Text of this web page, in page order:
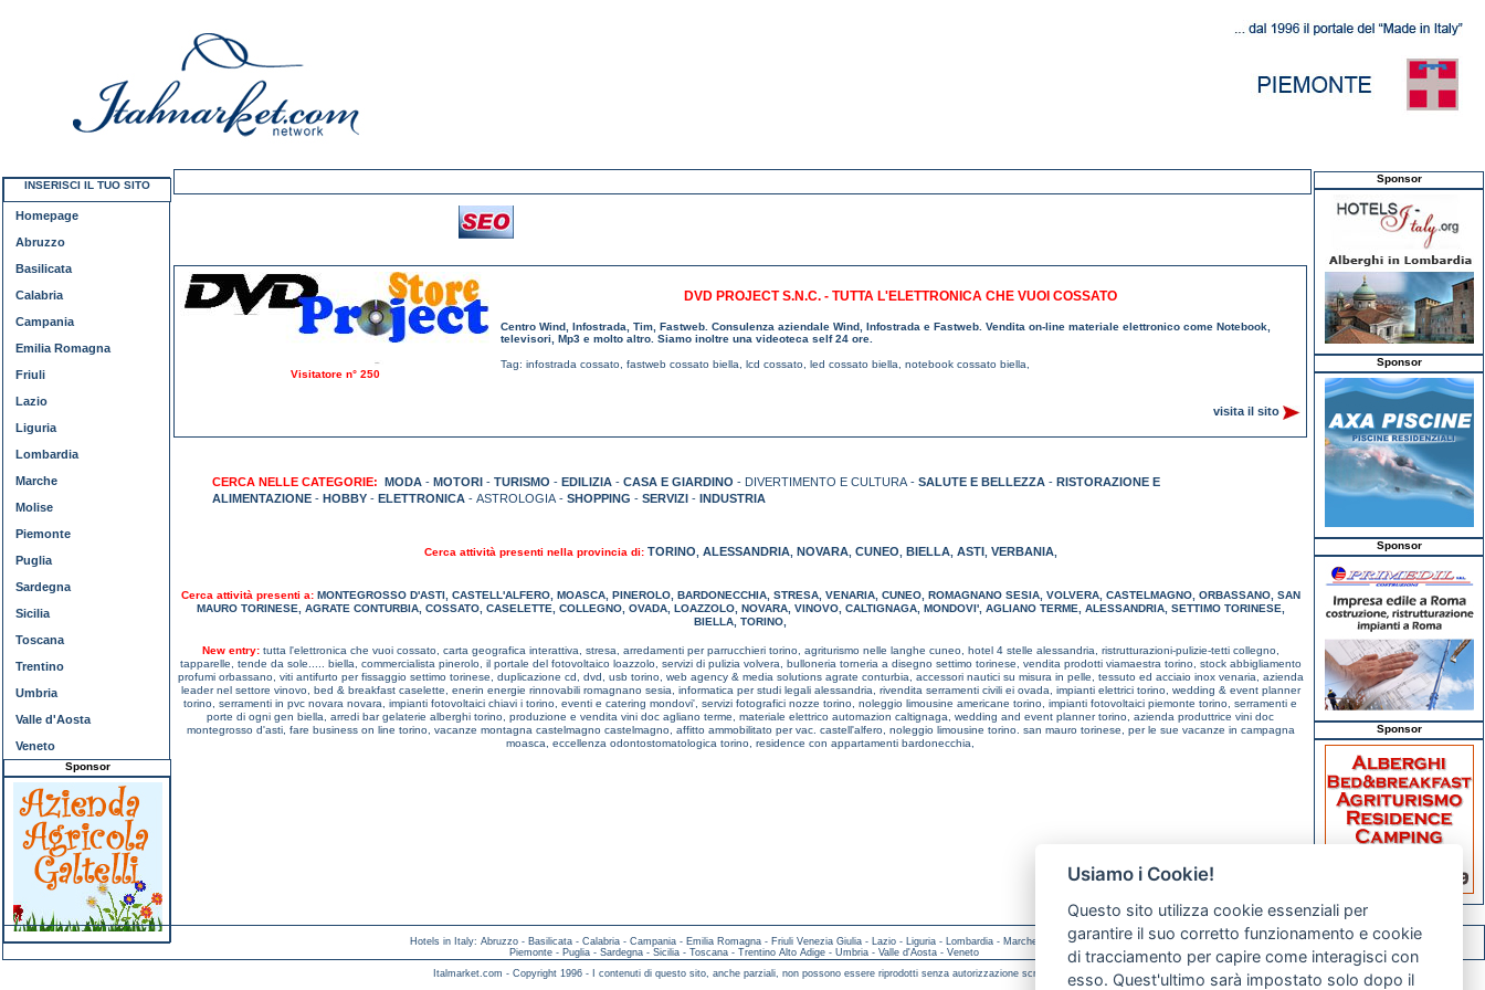
Visitatore n° 250
DVD PROJECT S.N.C. - TUTTA L'ELETTRONICA CHE VUOI COSSATO
Centro Wind, Infostrada, Tim, Fastweb. Consulenza aziendale Wind, Infostrada e Fastweb. Vendita on-line materiale elettronico come Notebook,
televisori, Mp3 e molto altro. Siamo inoltre una videoteca self 24 ore.
Tag: infostrada cossato fastweb cossato biella lcd cossato led cossato biella notebook cossato biella
visita il sito
CERCA NELLE CATEGORIE: MODA - MOTORI - TURISMO - EDILIZIA - CASA E GIARDINO - DIVERTIMENTO E CULTURA - SALUTE E BELLEZZA - RISTORAZIONE E
ALIMENTAZIONE - HOBBY - ELETTRONICA - ASTROLOGIA - SHOPPING - SERVIZI - INDUSTRIA
Cerca attività presenti nella provincia di: TORINO, ALESSANDRIA, NOVARA, CUNEO, BIELLA, ASTI , VERBANIA,
Cerca attività presenti a: MONTEGROSSO D'ASTI, CASTELL'ALFERO, MOASCA, PINEROLO, BARDONECCHIA, STRESA, VENARIA, CUNEO, ROMAGNANO SESIA, VOLVERA, CASTELMAGNO, ORBASSANO, SAN
MAURO TORINESE, AGRATE CONTURBIA, COSSATO, CASELETTE, COLLEGNO, OVADA, LOAZZOLO, NOVARA, VINOVO, CALTIGNAGA, MONDOVI', AGLIANO TERME, ALESSANDRIA, SETTIMO TORINESE,
BIELLA, TORINO,
New entry: tutta l'elettronica che vuoi cossato, carta geografica interattiva, stresa, arredamenti per parrucchieri torino, agriturismo nelle langhe cuneo, hotel 4 stelle alessandria, ristrutturazioni-pulizie-tetti collegno,
tapparelle, tende da sole..... biella, commercialista pinerolo, il portale del fotovoltaico loazzolo, servizi di pulizia volvera, bulloneria torneria a disegno settimo torinese, vendita prodotti viamaestra torino, stock abbigliamento
profumi orbassano, viti antifurto per fissaggio settimo torinese, duplicazione cd, dvd, usb torino, web agency & media solutions agrate conturbia, accessori nautici su misura in pelle, tessuto ed acciaio inox venaria, azienda
leader nel settore vinovo, bed & breakfast caselette, enerin energie rinnovabili romagnano sesia, informatica per studi legali alessandria, rivendita serramenti civili ei ovada, impianti elettrici torino, wedding & event planner
torino, serramenti in pvc novara novara, impianti fotovoltaici chiavi i torino, eventi e catering mondovi', servizi fotografici nozze torino, noleggio limousine americane torino, impianti fotovoltaici piemonte torino, serramenti e
porte di ogni gen biella, arredi bar gelaterie alberghi torino, produzione e vendita vini doc agliano terme, materiale elettrico automazion caltignaga, wedding and event planner torino, azienda produttrice vini doc
montegrosso d'asti, fare business on line torino, vacanze montagna castelmagno castelmagno, affitto ammobilitato per vac. castell'alfero, noleggio limousine torino. san mauro torinese, per le sue vacanze in campagna
moasca, eccellenza odontostomatologica torino, residence con appartamenti bardonecchia,
INSERISCI IL TUO SITO
Homepage
Abruzzo
Basilicata
Calabria
Campania
Emilia Romagna
Friuli
Lazio
Liguria
Lombardia
Marche
Molise
Piemonte
Puglia
Sardegna
Sicilia
Toscana
Trentino
Umbria
Valle d'Aosta
Veneto
Sponsor
Sponsor
Sponsor
Sponsor
Sponsor
Hotels in Italy: Abruzzo - Basilicata - Calabria - Campania - Emilia Romagna - Friuli Venezia Giulia - Lazio - Liguria - Lombardia - Marche
Molise
Piemonte- Puglia- Sardegna- Sicilia- Toscana- Trentino Alto Adige- Umbria- Valle d'Aosta- Veneto
Italmarket.com - Copyright 1996 - I contenuti di questo sito, anche parziali, non possono essere riprodotti senza autorizzazione scritta.
Usiamo i Cookie!
Questo sito utilizza cookie essenziali per
garantire il suo corretto funzionamento e cookie
di tracciamento per capire come interagisci con
esso. Quest'ultimo sarà impostato solo dopo il